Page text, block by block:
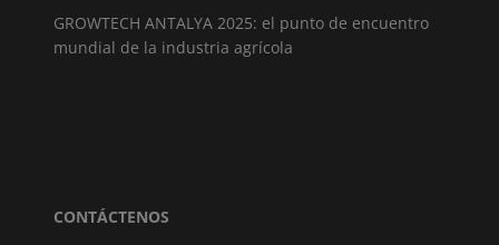
GROWTECH ANTALYA 2025: el punto de encuentro
mundial de la industria agrícola
CONTÁCTENOS